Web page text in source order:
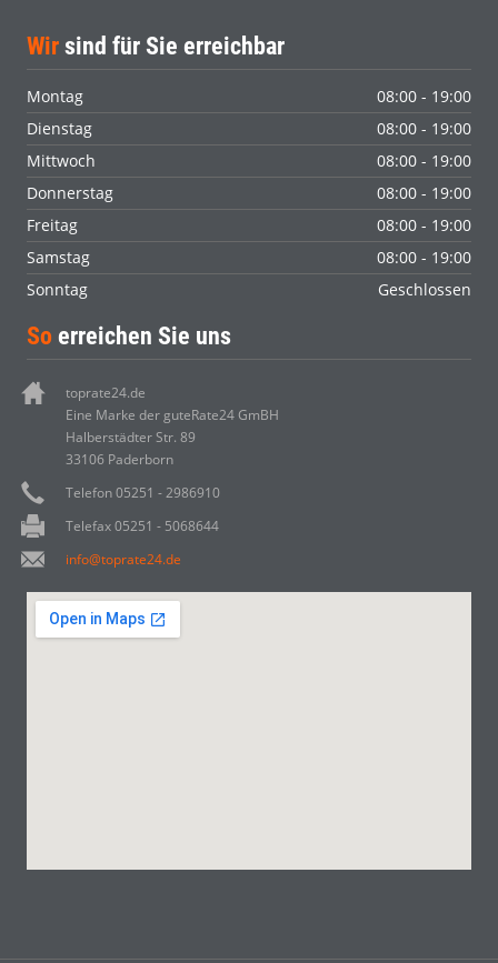
Wir sind für Sie erreichbar
Montag
08:00 - 19:00
Dienstag
08:00 - 19:00
Mittwoch
08:00 - 19:00
Donnerstag
08:00 - 19:00
Freitag
08:00 - 19:00
Samstag
08:00 - 19:00
Sonntag
Geschlossen
So erreichen Sie uns
toprate24.de
Eine Marke der guteRate24 GmBH
Halberstädter Str. 89
33106 Paderborn
Telefon 05251 - 2986910
Telefax 05251 - 5068644
info@toprate24.de